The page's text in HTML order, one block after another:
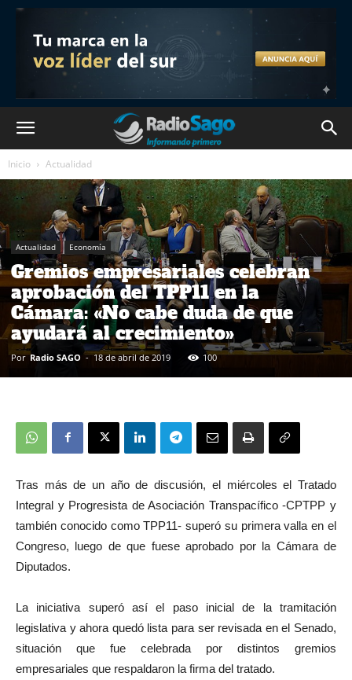
Inicio Actualidad
Actualidad Economía
Gremios empresariales celebran
aprobación del TPP11 en la
Cámara: «No cabe duda de que
ayudará al crecimiento»
Por Radio SAGO - 18 de abril de 2019 100
Tras más de un año de discusión, el miércoles el Tratado
Integral y Progresista de Asociación Transpacífico -CPTPP y
también conocido como TPP11- superó su primera valla en el
Congreso, luego de que fuese aprobado por la Cámara de
Diputados.
La iniciativa superó así el paso inicial de la tramitación
legislativa y ahora quedó lista para ser revisada en el Senado,
situación que fue celebrada por distintos gremios
empresariales que respaldaron la firma del tratado.